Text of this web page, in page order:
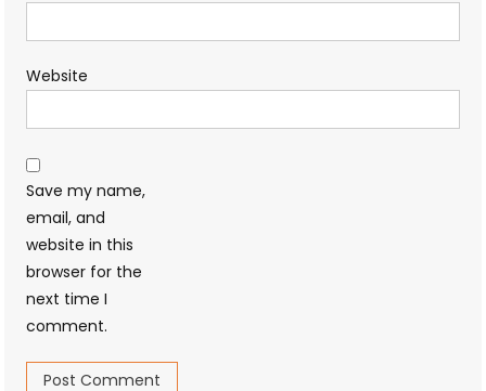
Website
Save my name,
email, and
website in this
browser for the
next time I
comment.